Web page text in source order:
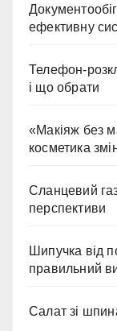
ефективну
Телефон-
і що обрати
«Макіяж без
косметика
Сланцевий
перспективи
Шипучка від
правильний
Салат зі